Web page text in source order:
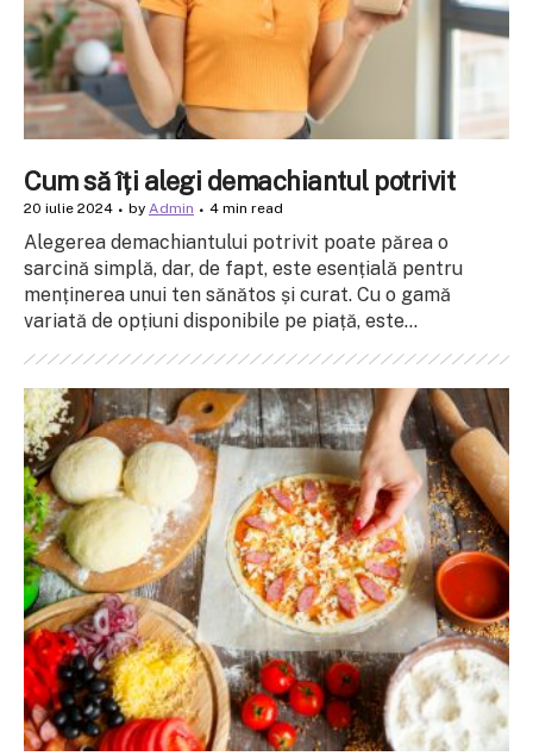
Cum să îți alegi demachiantul potrivit
20 iulie 2024 by Admin 4 min read
Alegerea demachiantului potrivit poate părea o
sarcină simplă, dar, de fapt, este esențială pentru
menținerea unui ten sănătos și curat. Cu o gamă
variată de opțiuni disponibile pe piață, este...